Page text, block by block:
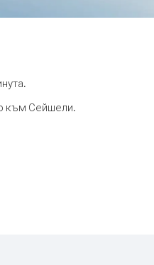
към Сейшели.